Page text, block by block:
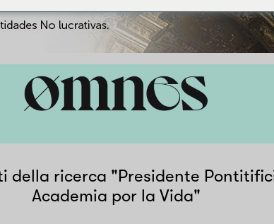
della ricerca "Presidente
Academia por la Vida"